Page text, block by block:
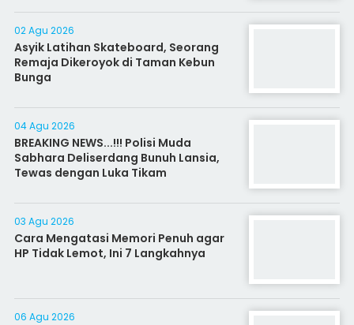
02 Agu 2026
Asyik Latihan Skateboard, Seorang
Remaja Dikeroyok di Taman Kebun
Bunga
04 Agu 2026
BREAKING NEWS...!!! Polisi Muda
Sabhara Deliserdang Bunuh Lansia,
Tewas dengan Luka Tikam
03 Agu 2026
Cara Mengatasi Memori Penuh agar
HP Tidak Lemot, Ini 7 Langkahnya
06 Agu 2026